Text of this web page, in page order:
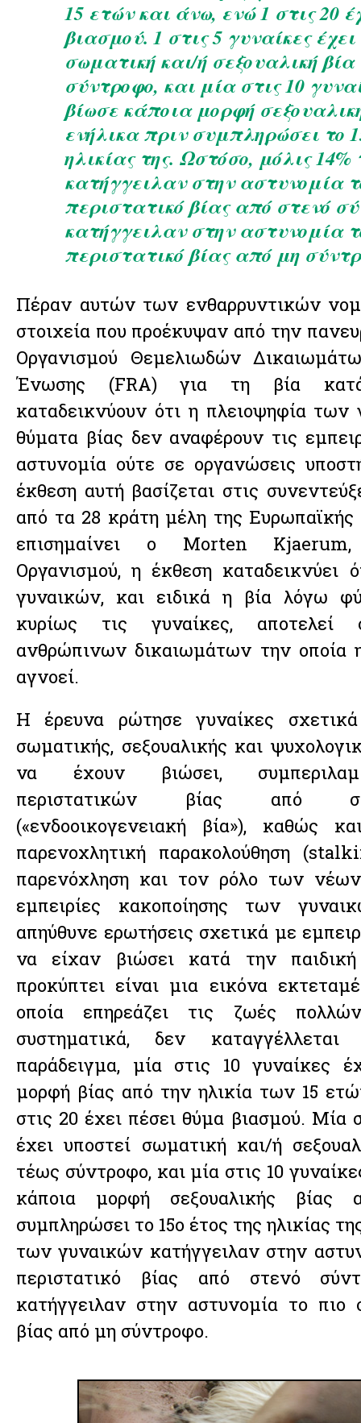
15 ετών και άνω, ενώ 1 στις 20
βιασμού. 1 στις 5 γυναίκες
σωματική και/ή σεξουαλική
σύντροφο, και μία στις 10
βίωσε κάποια μορφή
ενήλικα πριν συμπληρώσει το
ηλικίας της. Ωστόσο, μόλις
κατήγγειλαν στην αστυνομία
περιστατικό βίας από στενό
κατήγγειλαν στην αστυνομία
περιστατικό βίας από μη
Πέραν αυτών των ενθαρρυντικών
στοιχεία που προέκυψαν από την
Οργανισμού Θεμελιωδών
Ένωσης (FRA) για τη βία
καταδεικνύουν ότι η πλειοψηφία των
θύματα βίας δεν αναφέρουν τις
αστυνομία ούτε σε οργανώσεις
έκθεση αυτή βασίζεται στις
από τα 28 κράτη μέλη της
επισημαίνει ο Morten
Οργανισμού, η έκθεση
γυναικών, και ειδικά η βία λόγω
κυρίως τις γυναίκες, αποτελεί
ανθρώπινων δικαιωμάτων την οποία
αγνοεί.
Η έρευνα ρώτησε γυναίκες
σωματικής, σεξουαλικής και
να έχουν βιώσει,
περιστατικών βίας από
(«ενδοοικογενειακή βία»), καθώς
παρενοχλητική παρακολούθηση
παρενόχληση και τον ρόλο των
εμπειρίες κακοποίησης των
απηύθυνε ερωτήσεις σχετικά με
να είχαν βιώσει κατά την
προκύπτει είναι μια εικόνα
οποία επηρεάζει τις ζωές
συστηματικά, δεν
παράδειγμα, μία στις 10 γυναίκες
μορφή βίας από την ηλικία των 15
στις 20 έχει πέσει θύμα βιασμού. Μία
έχει υποστεί σωματική και/ή
τέως σύντροφο, και μία στις 10
κάποια μορφή σεξουαλικής βίας
συμπληρώσει το 15ο έτος της ηλικίας
των γυναικών κατήγγειλαν στην
περιστατικό βίας από στενό
κατήγγειλαν στην αστυνομία το πιο
βίας από μη σύντροφο.